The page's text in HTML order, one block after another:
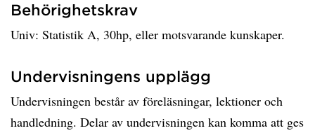
Behörighetskrav
Univ: Statistik A, 30hp, eller motsvarande kunskaper.
Undervisningens upplägg
Undervisningen består av föreläsningar, lektioner och
handledning. Delar av undervisningen kan komma att ges